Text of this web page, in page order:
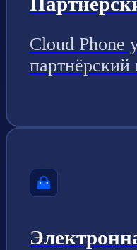
Cloud Phone
партнёрский